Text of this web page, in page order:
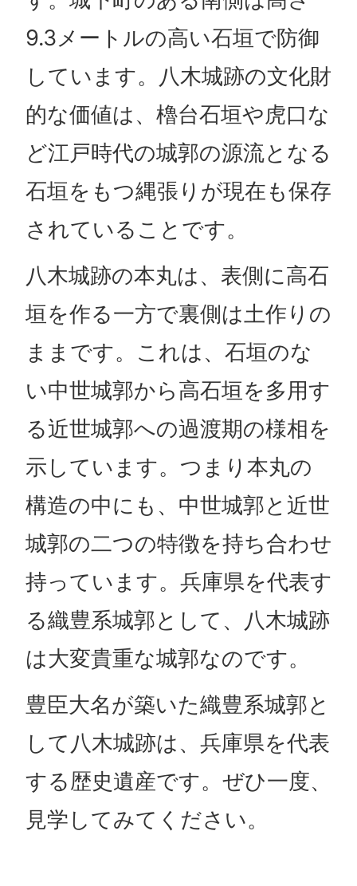
9.3メートルの高い石垣で防御
しています。八木城跡の文化財
的な価値は、櫓台石垣や虎口な
ど江戸時代の城郭の源流となる
石垣をもつ縄張りが現在も保存
されていることです。
八木城跡の本丸は、表側に高石
垣を作る一方で裏側は土作りの
ままです。これは、石垣のな
い中世城郭から高石垣を多用す
る近世城郭への過渡期の様相を
示しています。つまり本丸の
構造の中にも、中世城郭と近世
城郭の二つの特徴を持ち合わせ
持っています。兵庫県を代表す
る織豊系城郭として、八木城跡
は大変貴重な城郭なのです。
豊臣大名が築いた織豊系城郭と
して八木城跡は、兵庫県を代表
する歴史遺産です。ぜひ一度、
見学してみてください。